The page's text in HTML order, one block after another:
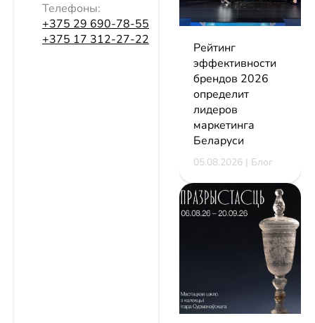
Телефоны:
+375 29 690-78-55
+375 17 312-27-22
Рейтинг
эффективности
брендов 2026
определит
лидеров
маркетинга
Беларуси
05.08.2026 | Блог